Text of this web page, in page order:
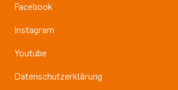
Facebook
Instagram
Youtube
Datenschutzerklärung